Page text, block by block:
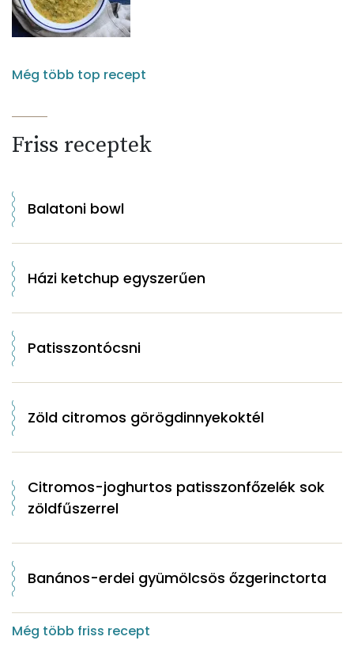
Még több top recept
Friss receptek
Balatoni bowl
Házi ketchup egyszerűen
Patisszontócsni
Zöld citromos görögdinnyekoktél
Citromos-joghurtos patisszonfőzelék sok
zöldfűszerrel
Banános-erdei gyümölcsös őzgerinctorta
Még több friss recept